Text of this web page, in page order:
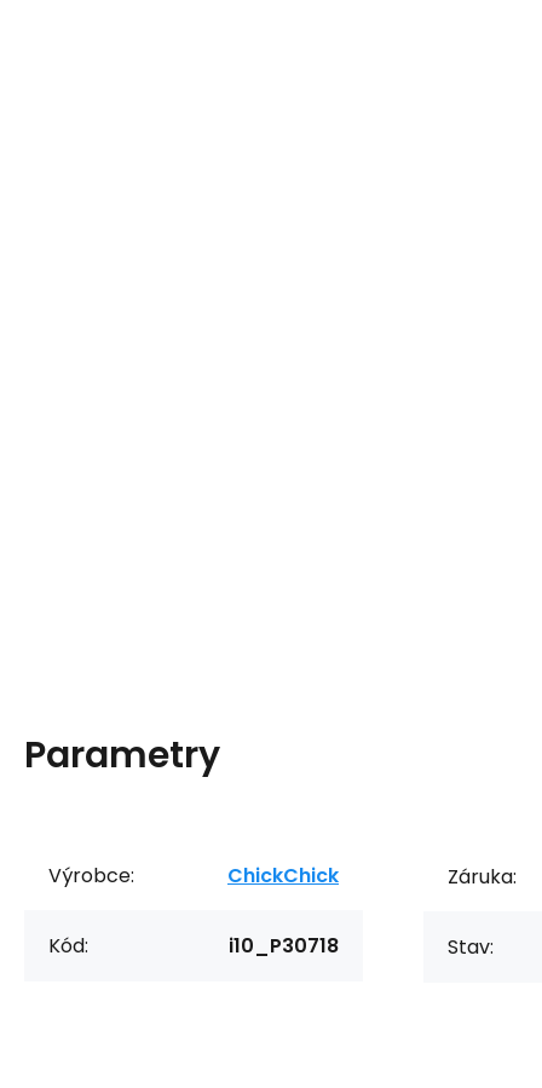
Parametry
Výrobce: ChickChick
Kód: i10_P30718
Záruka:
Stav: